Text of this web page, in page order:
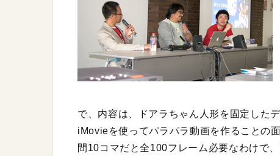
で、内容は、ドアラちゃん人形を固定した
iMovieを使ってパラパラ動画を作ることの
間10コマだと全100フレーム必要なわけで